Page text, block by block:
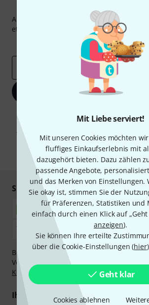
Mit Liebe serviert!
Mit unseren Cookies möchten
fluffiges Einkaufserlebnis mit
dazugehört bieten. Dazu zählen
passende Angebote,
und das Merken von Einstellungen.
Sie okay ist, stimmen Sie der
für Präferenzen, Statistiken und
einfach durch einen Klick auf „Geht
anzeigen).
Sie können Ihre erteilte
über die Cookie-Einstellungen (hier
Geht klar
Cookies ablehnen
Thomann
Abonniere den Thomann Newsletter und
etwas Glück einen von
50 Gutscheinen
Inspirierende Beiträge
Deals
Jetzt anmelden
Mit Klick auf „Jetzt anmelden“ stimmen Sie
Werbung und einer Messung des E-Mail-
Abmeldung ist jederzeit möglich. Weitere
unseren
Sicher einkaufen & bezahlen
Bezahlen Sie vertraulich und sicher per
Vorkasse, PayPal, Amazon Pay,Klarna
Klarna Ratenzahlung
oder Kreditkarte.
Ihre Vorteile